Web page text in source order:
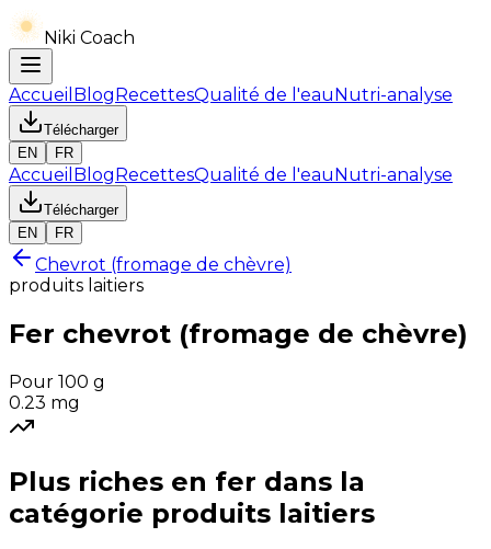
Niki Coach
Accueil BlogRecettesQualité de l'eauNutri-analyse
Télécharger
EN
FR
Accueil BlogRecettesQualité de l'eauNutri-analyse
Télécharger
EN
FR
Chevrot (fromage de chèvre)
produits laitiers
Fer chevrot (fromage de chèvre)
Pour 100 g
0.23 mg
Plus riches en fer dans la
catégorie produits laitiers